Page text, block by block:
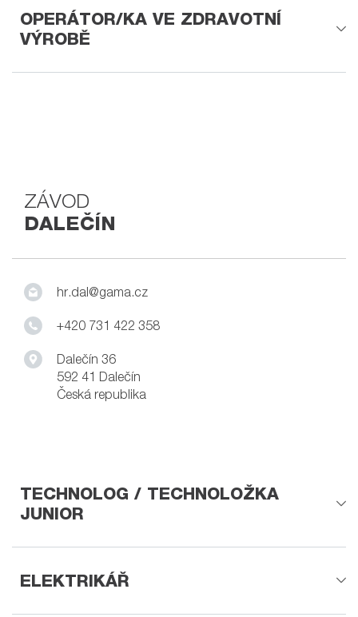
OPERÁTOR/KA VE ZDRAVOTNÍ
VÝROBĚ
ZÁVOD
DALEČÍN
hr.dal@gama.cz
+420 731 422 358
Dalečín 36
592 41 Dalečín
Česká republika
TECHNOLOG / TECHNOLOŽKA
JUNIOR
ELEKTRIKÁŘ